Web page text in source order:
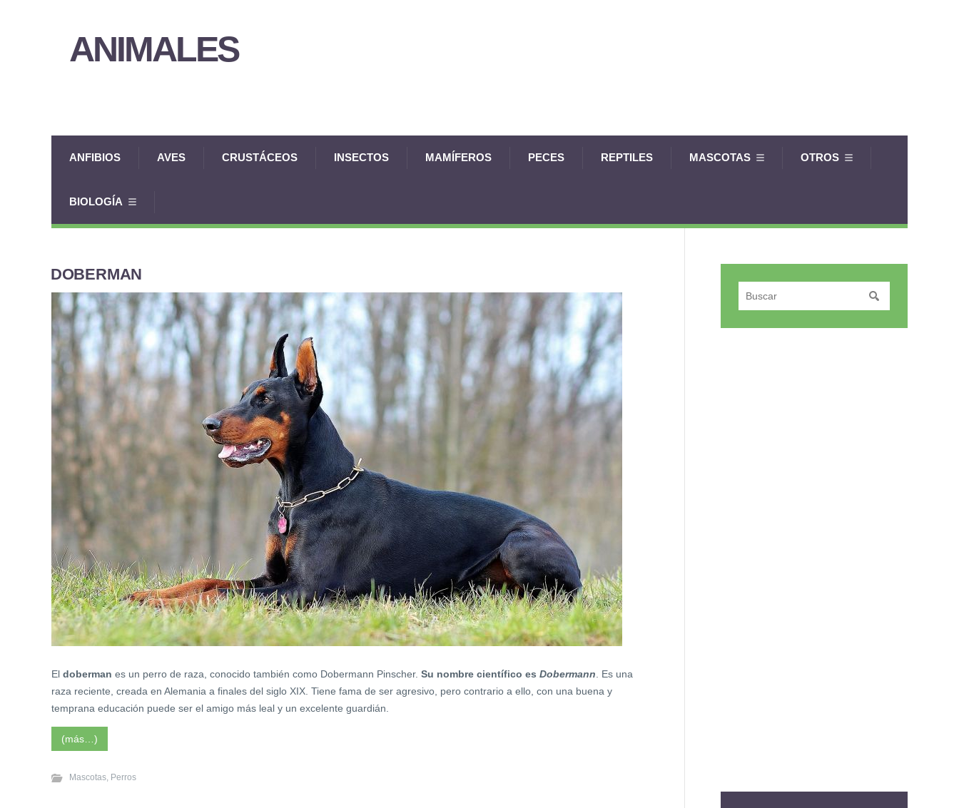
ANIMALES
ANFIBIOS AVES CRUSTÁCEOS INSECTOS MAMÍFEROS PECES REPTILES MASCOTAS OTROS
BIOLOGÍA
DOBERMAN
El doberman es un perro de raza, conocido también como Dobermann Pinscher. Su nombre científico es Dobermann . Es una
raza reciente, creada en Alemania a finales del siglo XIX. Tiene fama de ser agresivo, pero contrario a ello, con una buena y
temprana educación puede ser el amigo más leal y un excelente guardián.
(más…)
Mascotas Perros